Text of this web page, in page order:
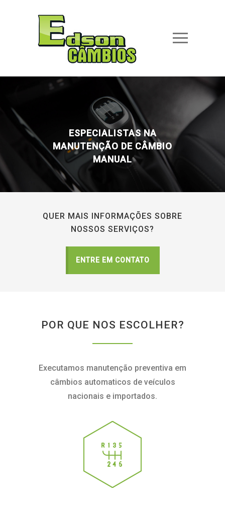
ESPECIALISTAS NA
MANUTENÇÃO DE CÂMBIO
MANUAL
QUER MAIS INFORMAÇÕES SOBRE
NOSSOS SERVIÇOS?
ENTRE EM CONTATO
POR QUE NOS ESCOLHER?
Executamos manutenção preventiva em
câmbios automaticos de veículos
nacionais e importados.